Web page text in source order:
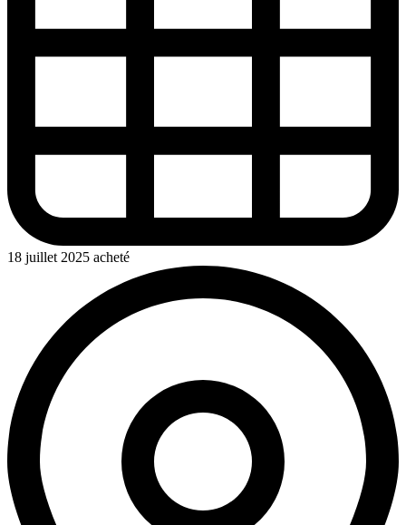
18 juillet 2025 acheté